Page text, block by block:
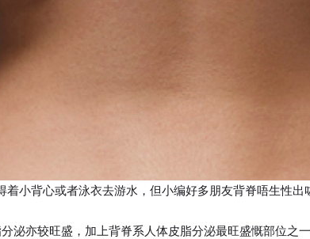
小背心或者泳衣去游水，但小编好多朋友背脊唔生性出
泌亦较旺盛，加上背脊系人体皮脂分泌最旺盛慨部位之